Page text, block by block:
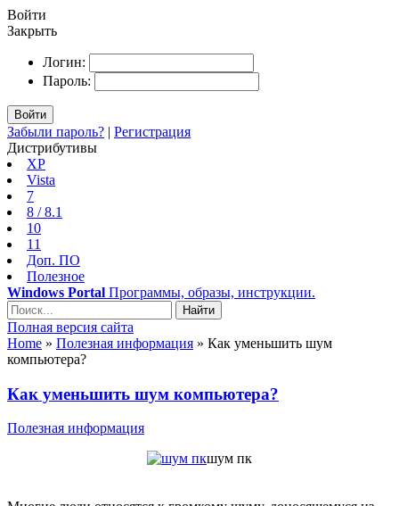
Войти
Закрыть
Логин:
Пароль:
Войти
Забыли пароль? | Регистрация
Дистрибутивы
XP
Vista
7
8 / 8.1
10
11
Доп. ПО
Полезное
Windows Portal Программы, образы, инструкции.
Найти
Полная версия сайта
Home » Полезная информация » Как уменьшить шум
компьютера?
Как уменьшить шум компьютера?
Полезная информация
шум пк